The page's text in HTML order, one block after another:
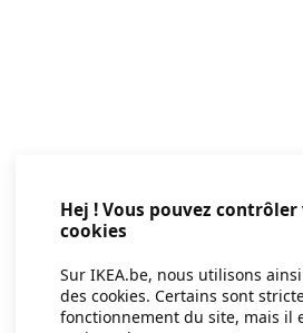
Hej ! Vous pouvez
cookies
Sur IKEA.be, nous utilisons
des cookies. Certains sont
fonctionnement du site, mais il